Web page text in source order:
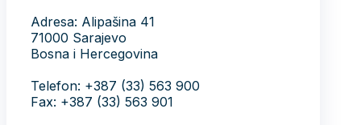
Adresa: Alipašina 41
71000 Sarajevo
Bosna i Hercegovina
Telefon: +387 (33) 563 900
Fax: +387 (33) 563 901